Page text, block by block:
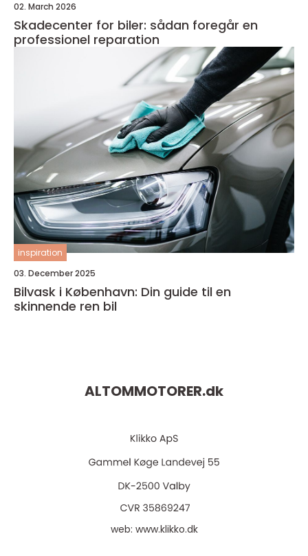
02. March 2026
Skadecenter for biler: sådan foregår en
professionel reparation
inspiration
03. December 2025
Bilvask i København: Din guide til en
skinnende ren bil
ALTOMMOTORER.dk
web: www.klikko.dk